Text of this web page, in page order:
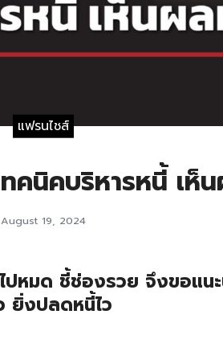
แฟรนไชส์
คนิคบริหารหนี้ เห็
August 19, 2024
หมด ชี้ช่องรวย จึงขอแนะ
ยิ่งปลดหนี้ไว